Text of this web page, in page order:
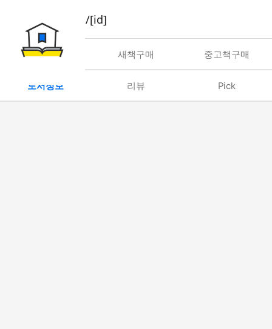
book/rent/[id]
대여 새책구매 중고책구매
도서정보 리뷰 Pick